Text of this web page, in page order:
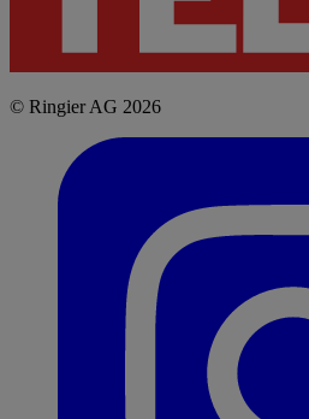
© Ringier AG 2026